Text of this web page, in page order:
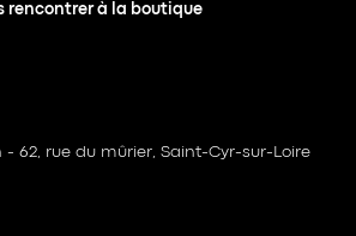
rencontrer à la boutique
- 62, rue du mûrier, Saint-Cyr-sur-Loire